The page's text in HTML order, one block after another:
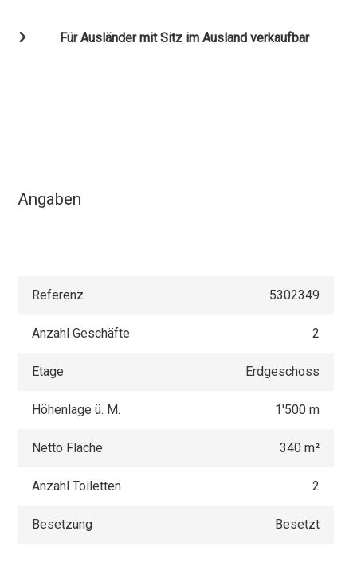
Für Ausländer mit Sitz im Ausland verkaufbar
Angaben
Referenz 5302349
Anzahl Geschäfte 2
Etage Erdgeschoss
Höhenlage ü. M. 1'500 m
Netto Fläche 340 m²
Anzahl Toiletten 2
Besetzung Besetzt